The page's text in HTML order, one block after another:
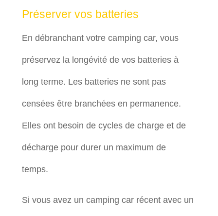
Préserver vos batteries
En débranchant votre camping car, vous
préservez la longévité de vos batteries à
long terme. Les batteries ne sont pas
censées être branchées en permanence.
Elles ont besoin de cycles de charge et de
décharge pour durer un maximum de
temps.
Si vous avez un camping car récent avec un